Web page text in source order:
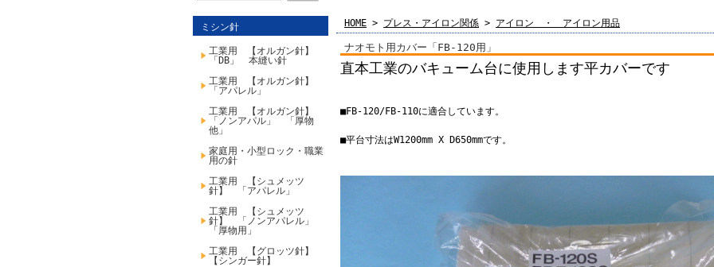
ミシン針
工業用 【オルガン針】
「DB」 本縫い針
工業用 【オルガン針】
「アパレル」
工業用 【オルガン針】
「ノンアパル」 「厚物
他」
家庭用・小型ロック・職業
用の針
工業用 【シュメッツ
針】 「アパレル」
工業用 【シュメッツ
針】 「ノンアパレル」
「厚物用」
工業用 【グロッツ針】
【シンガー針】
HOME > プレス・アイロン関係 > アイロン ・ アイロン用品
ナオモト用カバー「FB-120用」
直本工業のバキューム台に使用します平カバーです
■FB-120/FB-110に適合しています。
■平台寸法はW1200mm X D650mmです。